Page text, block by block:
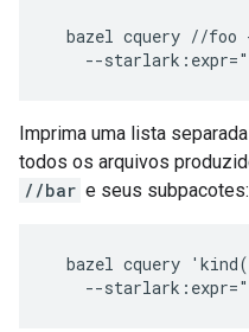
bazel cquery //foo
Imprima uma lista
todos os arquivos
//bar e seus subpacotes:
bazel cquery